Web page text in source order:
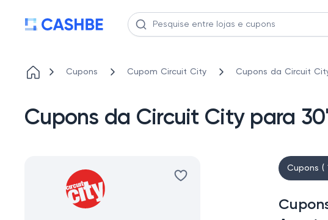
Cupons Cupom Circuit City Cupons da Circuit
Cupons da Circuit City para
Cupons (